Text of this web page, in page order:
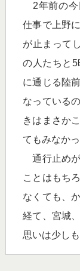
2年前の今
仕事で上野
が止まって
の人たちと
に通じる陸
なっている
きはまさか
てもみなかっ
通行止めが
ことはもち
なくても、
経て、宮城
思いは少し